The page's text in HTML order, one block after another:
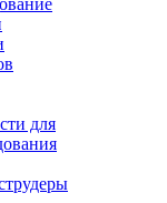
для